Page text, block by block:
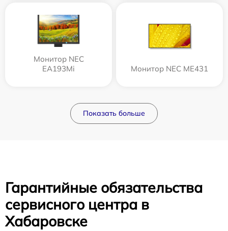
Монитор NEC
EA193Mi
Монитор NEC ME431
Показать больше
Гарантийные обязательства
сервисного центра в
Хабаровске